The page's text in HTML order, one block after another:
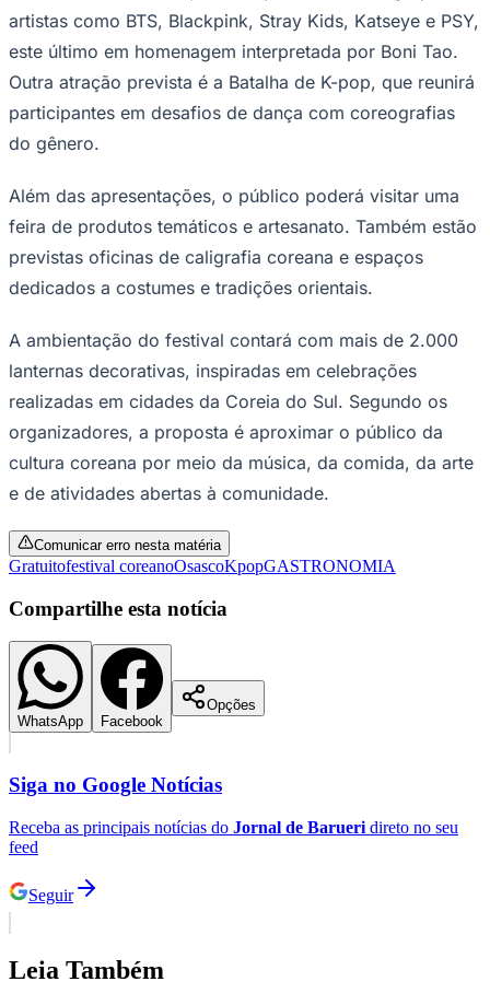
Ceará
Outra atração prevista é a Batalha de K-pop, que reunirá
participantes em desafios de dança com coreografias
do gênero.
Além das apresentações, o público poderá visitar uma
previstas oficinas de caligrafia coreana e espaços
dedicados a costumes e tradições orientais.
A ambientação do festival contará com mais de 2.000
realizadas em cidades da Coreia do Sul. Segundo os
organizadores, a proposta é aproximar o público da
cultura coreana por meio da música, da comida, da arte
e de atividades abertas à comunidade.
Comunicar erro nesta matéria
Compartilhe esta notícia
WhatsApp Facebook
Siga no Google Notícias
Receba as principais notícias do
feed
Seguir
Leia Também
Ver mais